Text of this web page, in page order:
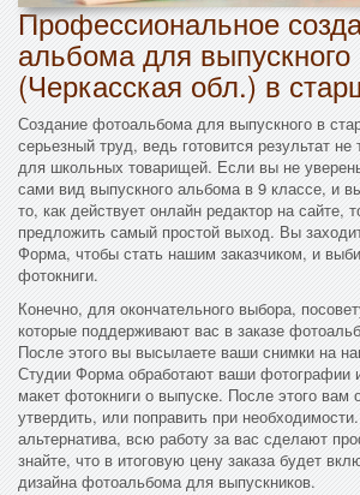
Профессиональное
альбома для
(Черкасская обл.) в
Создание фотоальбома для выпускного в
серьезный труд, ведь готовится результат
для школьных товарищей. Если вы не
сами вид выпускного альбома в 9 классе, и
то, как действует онлайн редактор на
предложить самый простой выход. Вы
Форма, чтобы стать нашим заказчиком, и
фотокниги.
Конечно, для окончательного выбора,
которые поддерживают вас в заказе
После этого вы высылаете ваши снимки на
Студии Форма обработают ваши фотографии
макет фотокниги о выпуске. После этого вам
утвердить, или поправить при
альтернатива, всю работу за вас сделают
знайте, что в итоговую цену заказа будет
дизайна фотоальбома для выпускников.